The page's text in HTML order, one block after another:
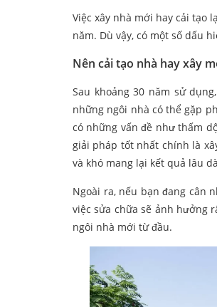
Việc xây nhà mới hay cải tạo
năm. Dù vậy, có một số dấu
Nên cải tạo nhà hay xây
Sau khoảng 30 năm sử
những ngôi nhà có thể gặp
có những vấn đề như thấm
giải pháp tốt nhất chính là
và khó mang lại kết quả lâu
Ngoài ra, nếu bạn đang cân
việc sửa chữa sẽ ảnh hưởng
ngôi nhà mới từ đầu.